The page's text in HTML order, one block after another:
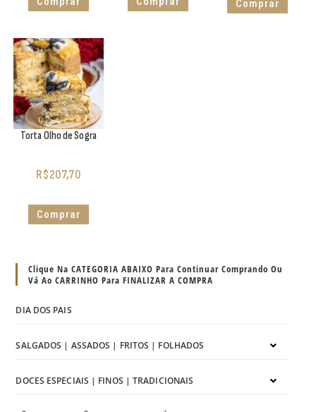
Comprar
Torta Olho de Sogra
R$207,70
Comprar
Clique Na CATEGORIA ABAIXO Para Continuar Comprando Ou
Vá Ao CARRINHO Para FINALIZAR A COMPRA
DIA DOS PAIS
SALGADOS | ASSADOS | FRITOS | FOLHADOS
DOCES ESPECIAIS | FINOS | TRADICIONAIS